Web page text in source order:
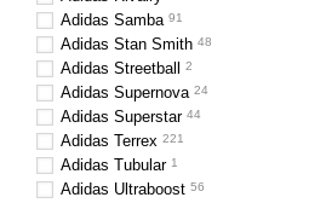
Adidas Samba 91
Adidas Stan Smith 48
Adidas Streetball 2
Adidas Supernova 24
Adidas Superstar 44
Adidas Terrex 221
Adidas Tubular 1
Adidas Ultraboost 56